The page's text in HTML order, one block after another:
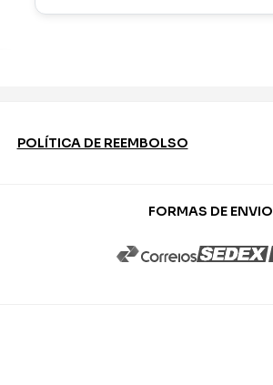
POLÍTICA DE REEMBOLSO
FORMAS DE ENVIO